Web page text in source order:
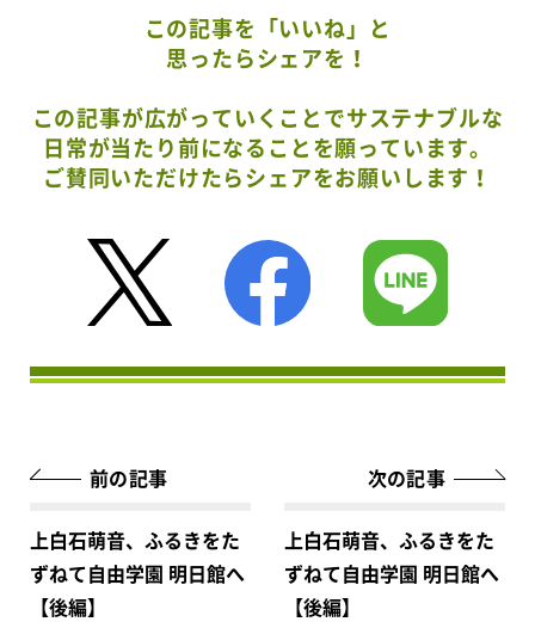
この記事を「いいね」と
思ったらシェアを！
この記事が広がっていくことでサステナブルな
日常が当たり前になることを願っています。
ご賛同いただけたらシェアをお願いします！
前の記事
上白石萌音、ふるきをた
ずねて自由学園 明日館へ
【後編】
次の記事
上白石萌音、ふるきをた
ずねて自由学園 明日館へ
【後編】